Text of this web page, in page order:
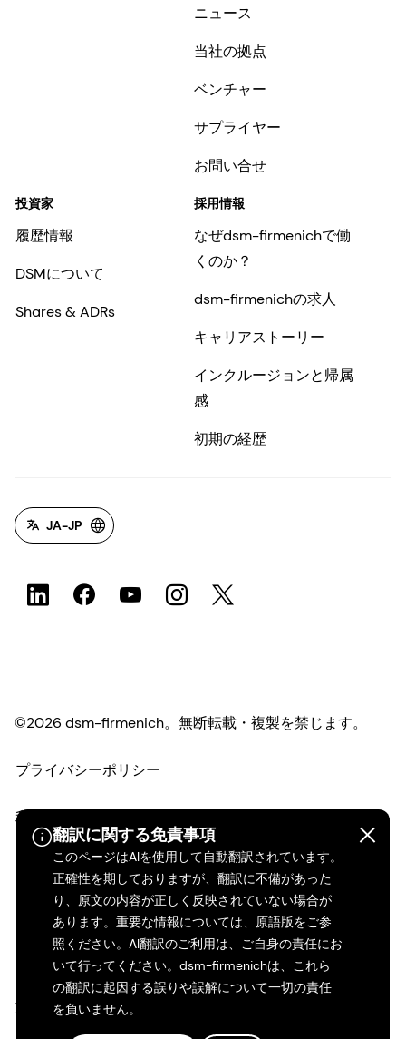
翻訳に関する免責事項
このページはAIを使用して自動翻訳されています。
正確性を期しておりますが、翻訳に不備があった
り、原文の内容が正しく反映されていない場合が
あります。重要な情報については、原語版をご参
照ください。AI翻訳のご利用は、ご自身の責任にお
いて行ってください。dsm-firmenichは、これら
の翻訳に起因する誤りや誤解について一切の責任
を負いません。
ニュース
当社の拠点
ベンチャー
サプライヤー
お問い合せ
投資家
履歴情報
DSMについて
Shares & ADRs
採用情報
なぜdsm-firmenichで働
くのか？
dsm-firmenichの求人
キャリアストーリー
インクルージョンと帰属
感
初期の経歴
JA-JP
©2026 dsm-firmenich。無断転載・複製を禁じます。
プライバシーポリシー
利用規約
ご利用条件
カリフォルニアの透明性
アクセシビリティ・ステートメント
法的情報